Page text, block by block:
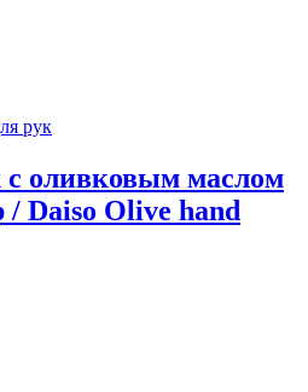
рук
с оливковым маслом
/ Daiso Olive hand